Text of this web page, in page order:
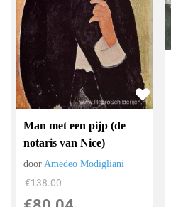
Man met een pijp (de
notaris van Nice)
doorAmedeo Modigliani
€138.00